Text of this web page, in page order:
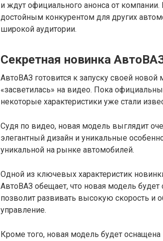
и ждут официального анонса от
достойным конкурентом для других
широкой аудитории.
Секретная новинка
АвтоВАЗ готовится к запуску своей новой
«засветилась» на видео. Пока
некоторые характеристики уже стали
Судя по видео, новая модель выглядит
элегантный дизайн и уникальные
уникальной на рынке автомобилей.
Одной из ключевых характеристик
АвтоВАЗ обещает, что новая модель
позволит развивать высокую скорость и
управление.
Кроме того, новая модель будет